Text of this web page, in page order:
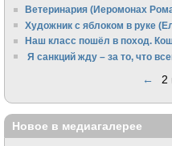
Ветеринария (Иеромонах
Художник с яблоком в руке
Наш класс пошёл в поход.
Я санкций жду – за то, что
← 2
Новое в медиагалерее